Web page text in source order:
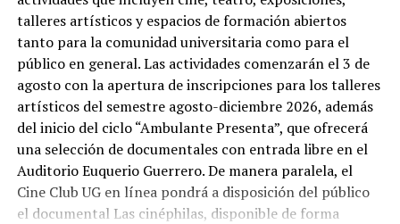
talleres artísticos y espacios de formación abiertos
tanto para la comunidad universitaria como para el
público en general. Las actividades comenzarán el 3 de
agosto con la apertura de inscripciones para los talleres
artísticos del semestre agosto-diciembre 2026, además
del inicio del ciclo “Ambulante Presenta”, que ofrecerá
una selección de documentales con entrada libre en el
Auditorio Euquerio Guerrero. De manera paralela, el
Cine Club UG en línea pondrá a disposición del público
el documental Las cinéphilas, disponible de forma